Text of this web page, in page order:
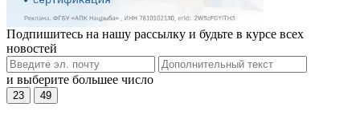
Подпишитесь на нашу рассылку и будьте в курсе всех
новостей
и выберите большее число
23 49